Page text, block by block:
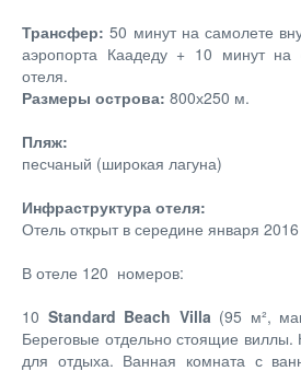
Трансфер: 50 минут на самолете
аэропорта Каадеду + 10 минут на
отеля.
Размеры острова: 800х250 м.
Пляж:
песчаный (широкая лагуна)
Инфраструктура отеля:
Отель открыт в середине января 2016
В отеле 120 номеров:
10 Standard Beach Villa (95 м²,
Береговые отдельно стоящие виллы.
для отдыха. Ванная комната с